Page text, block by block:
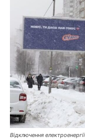
Робота і
Публікації
ФОП
Курс
Ми в
Відключення